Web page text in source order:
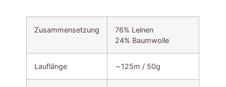
Zusammensetzung
76% Leinen
24% Baumwolle
Lauflänge ∼125m / 50g